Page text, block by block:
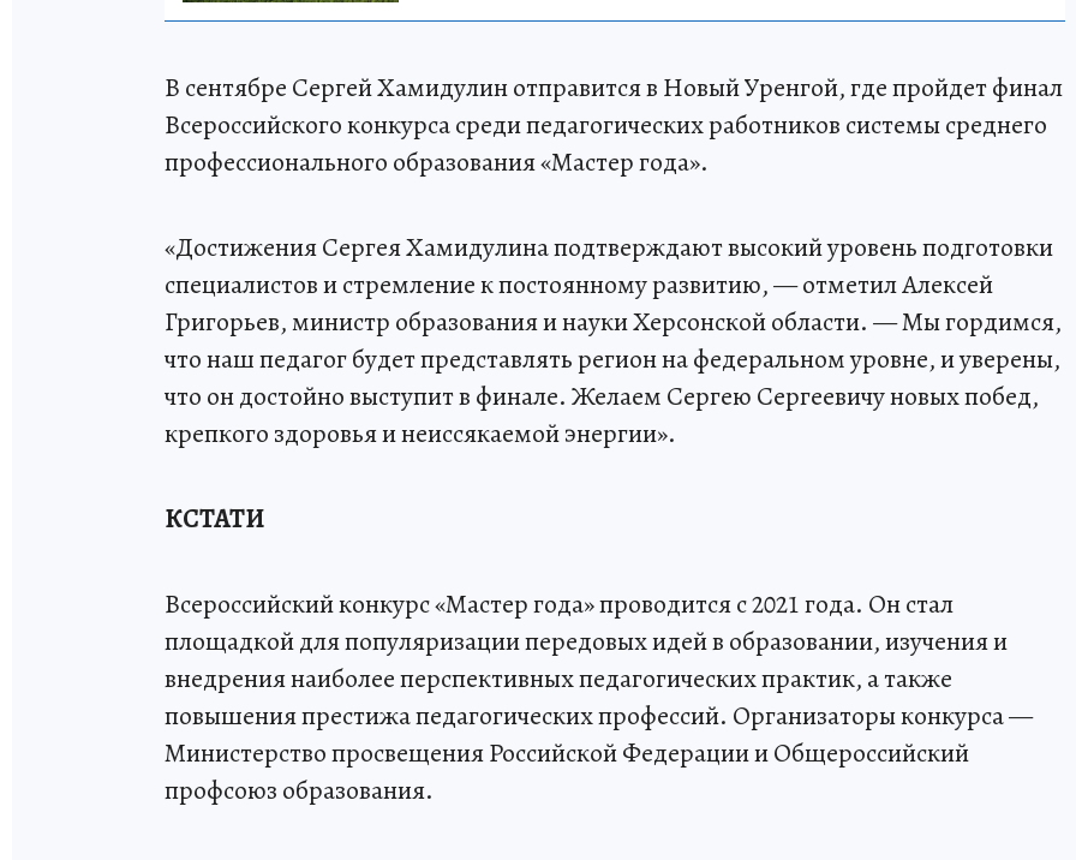
В сентябре Сергей Хамидулин отправится в Новый Уренгой, где пройдет финал
Всероссийского конкурса среди педагогических работников системы среднего
профессионального образования «Мастер года».
«Достижения Сергея Хамидулина подтверждают высокий уровень подготовки
специалистов и стремление к постоянному развитию, — отметил Алексей
Григорьев, министр образования и науки Херсонской области. — Мы гордимся,
что наш педагог будет представлять регион на федеральном уровне, и уверены,
что он достойно выступит в финале. Желаем Сергею Сергеевичу новых побед,
крепкого здоровья и неиссякаемой энергии».
КСТАТИ
Всероссийский конкурс «Мастер года» проводится с 2021 года. Он стал
площадкой для популяризации передовых идей в образовании, изучения и
внедрения наиболее перспективных педагогических практик, а также
повышения престижа педагогических профессий. Организаторы конкурса —
Министерство просвещения Российской Федерации и Общероссийский
профсоюз образования.